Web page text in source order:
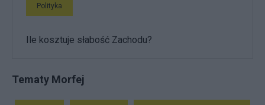
Polityka
Ile kosztuje słabość Zachodu?
Tematy Morfej